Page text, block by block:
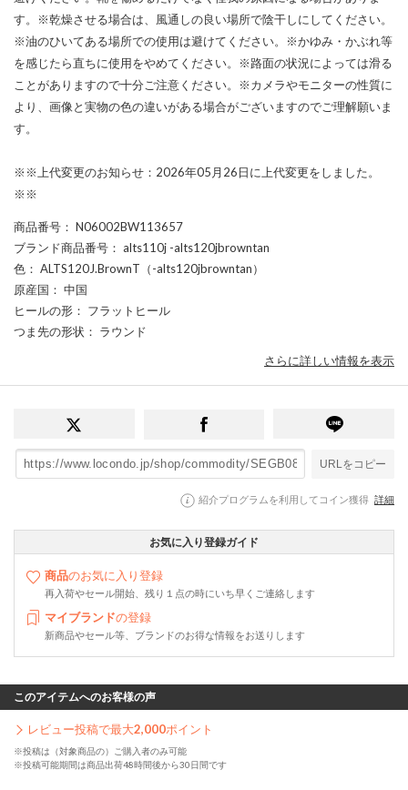
す。※乾燥させる場合は、風通しの良い場所で陰干しにしてください。
※油のひいてある場所での使用は避けてください。※かゆみ・かぶれ等
を感じたら直ちに使用をやめてください。※路面の状況によっては滑る
ことがありますので十分ご注意ください。※カメラやモニターの性質に
より、画像と実物の色の違いがある場合がございますのでご理解願いま
す。
※※上代変更のお知らせ：2026年05月26日に上代変更をしました。
※※
商品番号 ： N06002BW113657
ブランド商品番号 ： alts110j -alts120jbrowntan
色 ： ALTS120J.BrownT（-alts120jbrowntan）
原産国 ： 中国
ヒールの形 ： フラットヒール
つま先の形状 ： ラウンド
さらに詳しい情報を表示
URLをコピー
紹介プログラムを利用してコイン獲得 詳細
お気に入り登録ガイド
商品のお気に入り登録
再入荷やセール開始、残り１点の時にいち早くご連絡します
マイブランドの登録
新商品やセール等、ブランドのお得な情報をお送りします
このアイテムへのお客様の声
レビュー投稿で最大2,000ポイント
※投稿は（対象商品の）ご購入者のみ可能
※投稿可能期間は商品出荷48時間後から30日間です